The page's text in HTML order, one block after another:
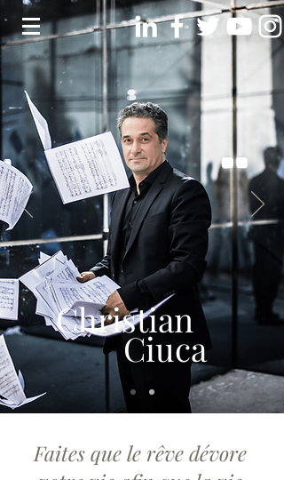
Christian
Ciuca
Faites que le rêve dévore